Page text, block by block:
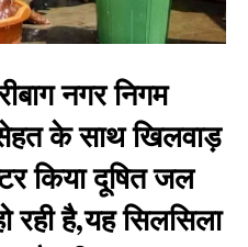
नगर निगम
के साथ खिलवाड़
किया दूषित जल
रही है,यह सिलसिला